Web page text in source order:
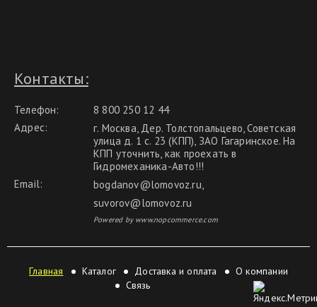
Контакты:
Телефон:
8 800 250 12 44
Адрес:
г. Москва, Дер. Толстопальцево, Советская
улица д. 1 с. 23 (КПП), ЗАО Гагаринское. На
КПП уточнить, как проехать в
Гидромеханика-Авто!!!
Email:
bogdanov@lomovoz.ru,
suvorov@lomovoz.ru
Powered by www.nopcommerce.com
Главная Каталог Доставка и оплата
О компании
Связь